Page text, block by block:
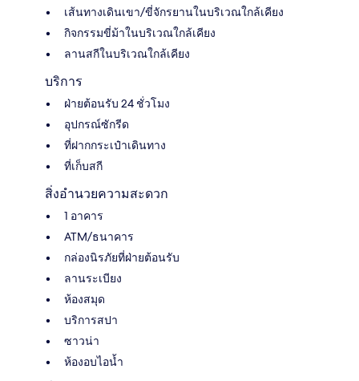
เส้นทางเดินเขา/ขี่จักรยานในบริเวณใกล้เคียง
กิจกรรมขี่ม้าในบริเวณใกล้เคียง
ลานสกีในบริเวณใกล้เคียง
บริการ
ฝ่ายต้อนรับ 24 ชั่วโมง
อุปกรณ์ซักรีด
ที่ฝากกระเป๋าเดินทาง
ที่เก็บสกี
สิ่งอำนวยความสะดวก
1 อาคาร
ATM/ธนาคาร
กล่องนิรภัยที่ฝ่ายต้อนรับ
ลานระเบียง
ห้องสมุด
บริการสปา
ซาวน่า
ห้องอบไอน้ำ